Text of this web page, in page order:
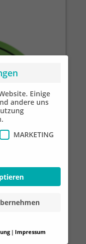
Einige
andere uns
MARKETING
Impressum